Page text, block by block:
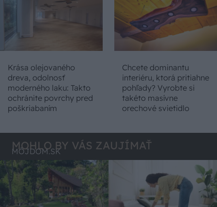
Krása olejovaného
dreva, odolnosť
moderného laku: Takto
ochránite povrchy pred
poškriabaním
Chcete dominantu
interiéru, ktorá pritiahne
pohľady? Vyrobte si
takéto masívne
orechové svietidlo
MOHLO BY VÁS ZAUJÍMAŤ
MÔJDOM.SK